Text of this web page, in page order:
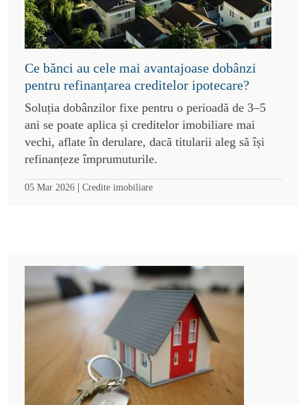
Ce bănci au cele mai avantajoase dobânzi
pentru refinanțarea creditelor ipotecare?
Soluția dobânzilor fixe pentru o perioadă de 3–5
ani se poate aplica și creditelor imobiliare mai
vechi, aflate în derulare, dacă titularii aleg să își
refinanțeze împrumuturile.
05 Mar 2026 | Credite imobiliare